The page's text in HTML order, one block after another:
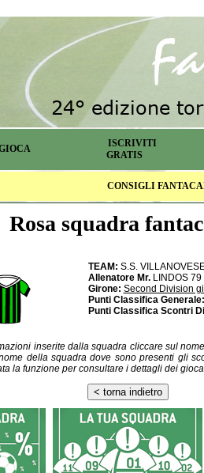
ISCRIVITI
GRATIS
CONSIGLI
Rosa squadra
TEAM: S.S.
Allenatore Mr. LINDOS 79
Girone: Second Division
Punti Classifica Generale:
Punti Classifica Scontri
inserite dalla squadra cliccare sul
della squadra dove sono presenti gli
la funzione per consultare i dettagli dei